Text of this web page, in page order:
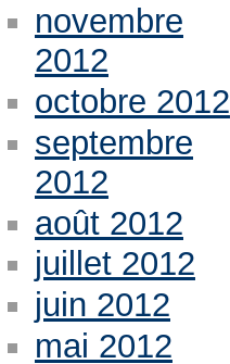
novembre
2012
octobre 2012
septembre
2012
août 2012
juillet 2012
juin 2012
mai 2012